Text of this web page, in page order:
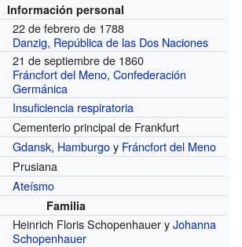
Información personal
22 de febrero de 1788
Danzig, República de las Dos Naciones
21 de septiembre de 1860
Fráncfort del Meno,Confederación
Germánica
Insuficiencia respiratoria
Cementerio principal de Frankfurt
Gdansk, Hamburgoy Fráncfort del Meno
Prusiana
Ateísmo
Familia
Heinrich Floris Schopenhauer yJohanna
Schopenhauer